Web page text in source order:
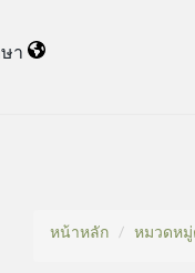
า
หน้าหลัก หมวดห